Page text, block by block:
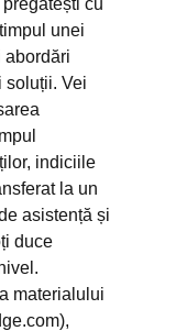
cu
unei
abordări
soluții. Vei
indiciile
la un
asistență și
duce
materialului